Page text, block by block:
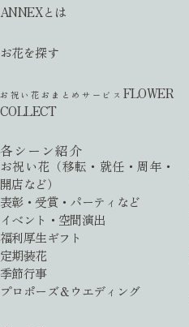
ANNEXとは
お花を探す
お祝い花おまとめサービス FLOWER
COLLECT
各シーン紹介
お祝い花（移転・就任・周年・
開店など）
表彰・受賞・パーティなど
イベント・空間演出
福利厚生ギフト
定期装花
季節行事
プロポーズ＆ウエディング